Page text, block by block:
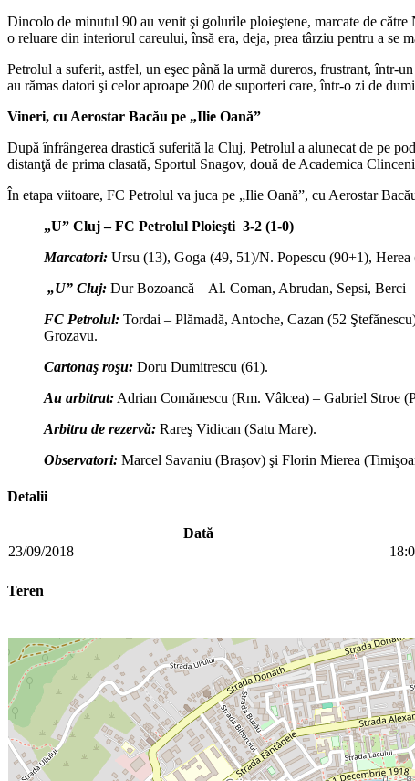
Dincolo de minutul 90 au venit şi golurile ploieştene, marcate de
o reluare din interiorul careului, însă era, deja, prea târziu pentru a se
Petrolul a suferit, astfel, un eşec până la urmă dureros, frustrant, într-
au rămas datori şi celor aproape 200 de suporteri care, într-o zi de
Vineri, cu Aerostar Bacău pe „Ilie Oană”
După înfrângerea drastică suferită la Cluj, Petrolul a alunecat de pe
distanţă de prima clasată, Sportul Snagov, două de Academica
În etapa viitoare, FC Petrolul va juca pe „Ilie Oană”, cu Aerostar
„U” Cluj – FC Petrolul Ploieşti 3-2 (1-0)
Marcatori: Ursu (13), Goga (49, 51)/N. Popescu (90+1), Herea
„U” Cluj: Dur Bozoancă – Al. Coman, Abrudan, Sepsi, Berci
FC Petrolul: Tordai – Plămadă, Antoche, Cazan (52
Grozavu.
Cartonaş roşu: Doru Dumitrescu (61).
Au arbitrat: Adrian Comănescu (Rm. Vâlcea) – Gabriel Stroe
Arbitru de rezervă: Rareş Vidican (Satu Mare).
Observatori: Marcel Savaniu (Braşov) şi Florin Mierea
Detalii
Dată
23/09/2018
Teren